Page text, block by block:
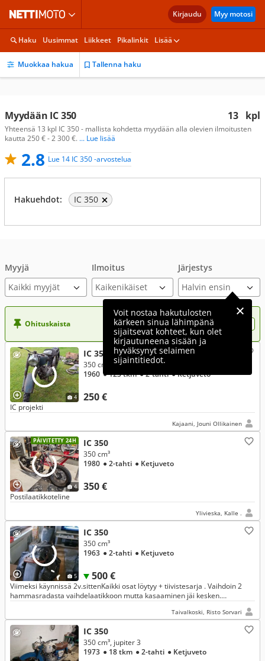
Kirjaudu Myy motosi
Haku Uusimmat Liikkeet Pikalinkit Lisää
Muokkaa hakua Tallenna haku
13 kpl
Myydään IC 350
Yhteensä 13 kpl IC 350 - mallista kohdetta myydään alla olevien ilmoitusten
kautta 250 € - 2 300 €. ... Lue lisää
2.8 Lue 14 IC 350 -arvostelua
Hakuehdot: IC 350
Myyjä
Kaikki myyjät
Ilmoitus Järjestys
Voit nostaa hakutulosten
kärkeen sinua lähimpänä
sijaitsevat kohteet, kun olet
kirjautuneena sisään ja
hyväksynyt selaimen
sijaintitiedot.
Ohituskaista Nosta ilmoituksesi tähän?
4
IC 350
250 €
350 cm³
1960 ● 123 tkm● 2-tahti● Ketjuveto
IC projekti
Kajaani, Jouni Ollikainen
PÄIVITETTY 24H
4
IC 350
350 €
350 cm³
1980 ● 2-tahti ● Ketjuveto
Postilaatikkoteline
Ylivieska, Kalle .
5
IC 350
500 €
350 cm³
1963 ● 2-tahti ● Ketjuveto
Viimeksi käynnissä 2v.sittenKaikki osat löytyy + tiivistesarja . Vaihdoin 2
hammasradasta vaihdelaatikkoon mutta kasaaminen jäi kesken.
Taivalkoski, Risto Sorvari
IC 350
350 cm³, jupiter 3
1973 ● 18 tkm ● 2-tahti ● Ketjuveto